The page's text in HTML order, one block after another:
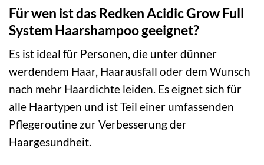
Für wen ist das Redken Acidic Grow Full
System Haarshampoo geeignet?
Es ist ideal für Personen, die unter dünner
werdendem Haar, Haarausfall oder dem Wunsch
nach mehr Haardichte leiden. Es eignet sich für
alle Haartypen und ist Teil einer umfassenden
Pflegeroutine zur Verbesserung der
Haargesundheit.